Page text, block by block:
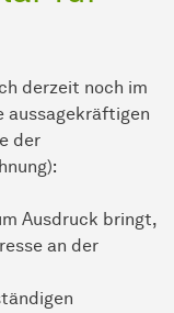
derzeit noch im
aussagekräftigen
der
Ausdruck bringt,
an der